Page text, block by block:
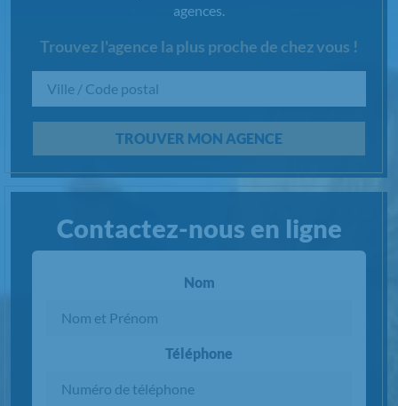
agences.
Trouvez l'agence la plus proche de chez vous !
Chargement...
TROUVER MON AGENCE
Contactez-nous en ligne
Nom
Téléphone